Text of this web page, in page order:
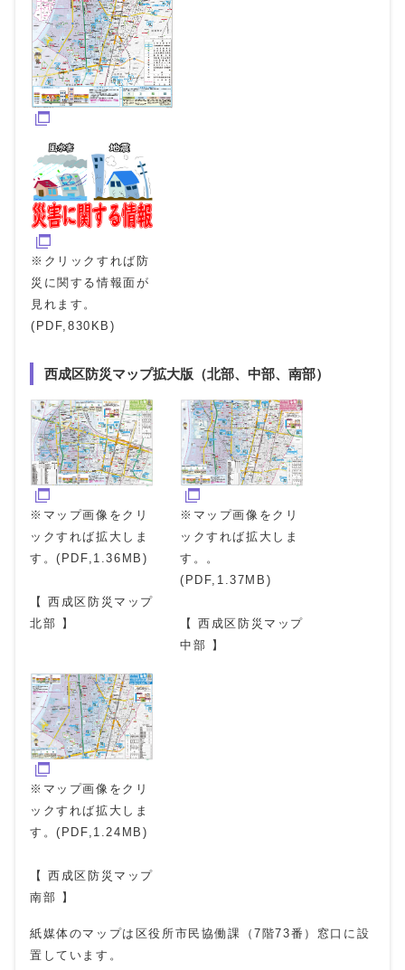
※クリックすれば防
災に関する情報面が
見れます。
(PDF,830KB)
西成区防災マップ拡大版（北部、中部、南部）
※マップ画像をクリ
ックすれば拡大しま
す。(PDF,1.36MB)
【 西成区防災マップ
北部 】
※マップ画像をクリ
ックすれば拡大しま
す。。
(PDF,1.37MB)
【 西成区防災マップ
中部 】
※マップ画像をクリ
ックすれば拡大しま
す。(PDF,1.24MB)
【 西成区防災マップ
南部 】
紙媒体のマップは区役所市民協働課（7階73番）窓口に設
置しています。